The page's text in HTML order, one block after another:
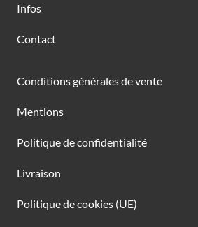
Infos
Contact
Conditions générales de vente
Mentions
Politique de confidentialité
Livraison
Politique de cookies (UE)